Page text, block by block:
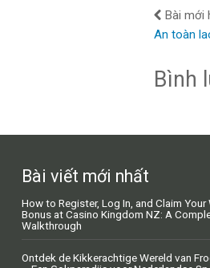
Bài mới
An toàn
Bình
Bài viết mới nhất
How to Register, Log In, and Claim Your
Bonus at Casino Kingdom NZ: A
Walkthrough
Ontdek de Kikkerachtige Wereld van